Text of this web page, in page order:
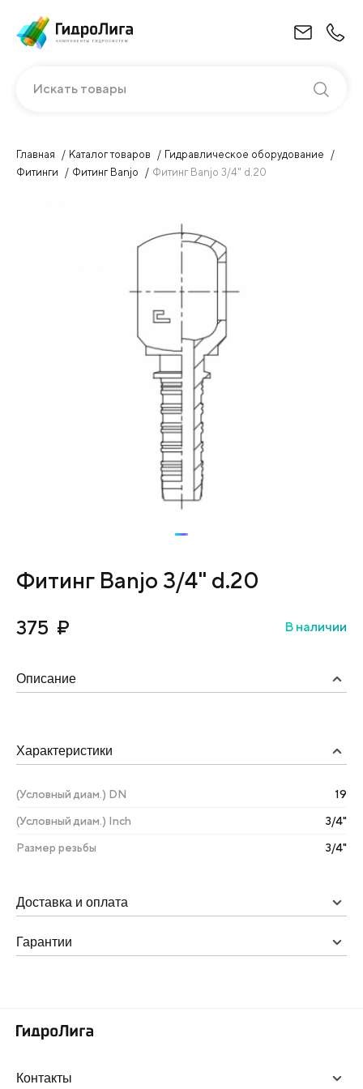
Искать товары
Главная Каталог товаров
Гидравлическое оборудование
Фитинги
Фитинг Banjo Фитинг Banjo 3/4" d.20
Фитинг Banjo 3/4" d.20
375 ₽ В наличии
Описание
Характеристики
(Условный диам.) DN 19
(Условный диам.) Inch 3/4"
Размер резьбы 3/4"
Доставка и оплата
Гарантии
Контакты